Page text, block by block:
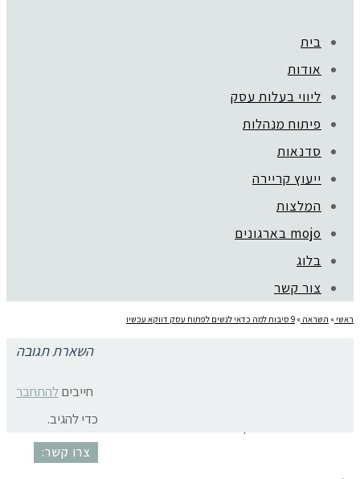
בית
אודות
ליווי בעלות עסק
פיתוח מנהלות
סדנאות
ייעוץ קריירה
המלצות
mojo בארגונים
בלוג
צור קשר
ראשי » השראה » 9 סיבות למה כדאי לנשים לפתוח עסק דווקא עכשיו
השארת תגובה
חייביםלהתחבר
כדי להגיב.
צרו קשר:
© כל הזכויות שמורות לגלית שול |
עיצוב:
נסטיה פייביש| ביצוע:zivuch